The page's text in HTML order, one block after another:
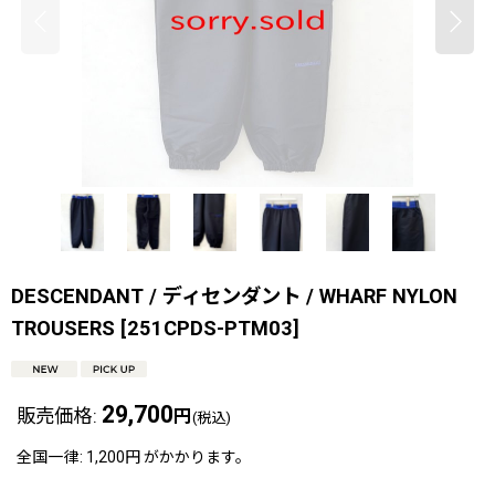
DESCENDANT / ディセンダント / WHARF NYLON
TROUSERS [251CPDS-PTM03]
販売価格: 29,700 円 (税込)
全国一律: 1,200円 がかかります。